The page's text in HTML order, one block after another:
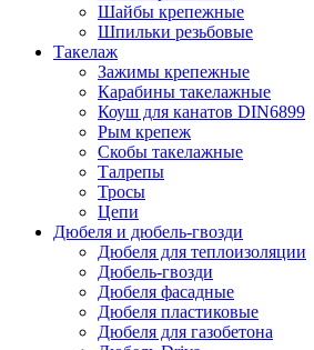
Шайбы крепежные
Шпильки резьбовые
Такелаж
Зажимы крепежные
Карабины такелажные
Коуш для канатов DIN6899
Рым крепеж
Скобы такелажные
Талрепы
Тросы
Цепи
Дюбеля и дюбель-гвозди
Дюбеля для теплоизоляции
Дюбель-гвозди
Дюбеля фасадные
Дюбеля пластиковые
Дюбеля для газобетона